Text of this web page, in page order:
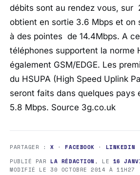
débits sont au rendez vous, sur
obtient en sortie 3.6 Mbps et on
à des pointes de 14.4Mbps. A
téléphones supportent la norme
également GSM/EDGE. Les
du HSUPA (High Speed Uplink
seront faits dans quelques pays
5.8 Mbps. Source 3g.co.uk
PARTAGER :X · FACEBOOK · LINKEDIN
PUBLIÉ PAR LA RÉDACTION , LE 16
MODIFIÉ LE30 OCTOBRE 2014 À 11H27